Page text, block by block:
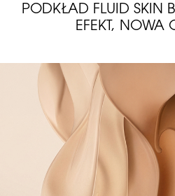
PODKŁAD FLUID SKIN
EFEKT, NOWA